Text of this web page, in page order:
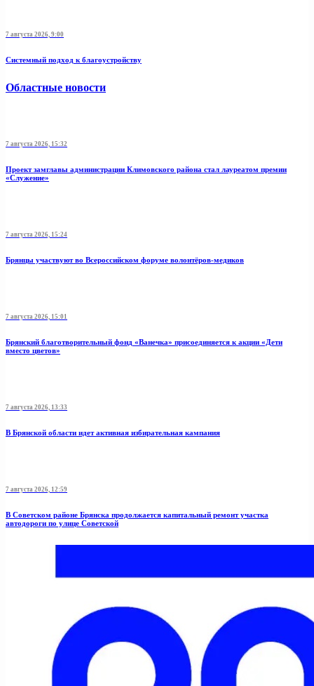
7 августа 2026, 9:00
Системный подход к благоустройству
Областные новости
7 августа 2026, 15:32
Проект замглавы администрации Климовского района стал лауреатом премии
«Служение»
7 августа 2026, 15:24
Брянцы участвуют во Всероссийском форуме волонтёров-медиков
7 августа 2026, 15:01
Брянский благотворительный фонд «Ванечка» присоединяется к акции «Дети
вместо цветов»
7 августа 2026, 13:33
В Брянской области идет активная избирательная кампания
7 августа 2026, 12:59
В Советском районе Брянска продолжается капитальный ремонт участка
автодороги по улице Советской